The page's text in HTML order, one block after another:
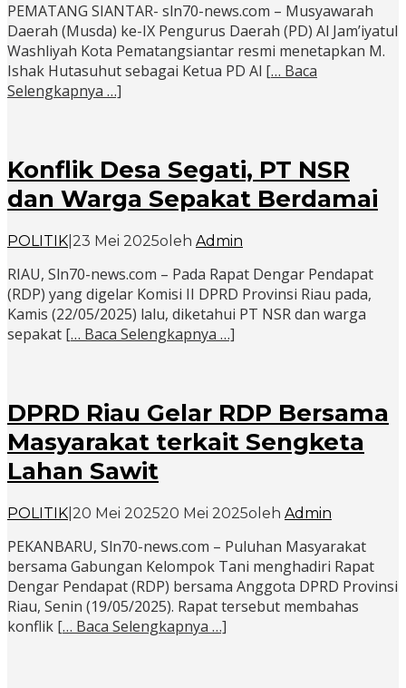
PEMATANG SIANTAR- sln70-news.com – Musyawarah
Daerah (Musda) ke-IX Pengurus Daerah (PD) Al Jam’iyatul
Washliyah Kota Pematangsiantar resmi menetapkan M.
Ishak Hutasuhut sebagai Ketua PD Al [… Baca
Selengkapnya …]
Konflik Desa Segati, PT NSR
dan Warga Sepakat Berdamai
POLITIK 23 Mei 2025oleh Admin
RIAU, Sln70-news.com – Pada Rapat Dengar Pendapat
(RDP) yang digelar Komisi II DPRD Provinsi Riau pada,
Kamis (22/05/2025) lalu, diketahui PT NSR dan warga
sepakat [… Baca Selengkapnya …]
DPRD Riau Gelar RDP Bersama
Masyarakat terkait Sengketa
Lahan Sawit
POLITIK 20 Mei 202520 Mei 2025oleh Admin
PEKANBARU, Sln70-news.com – Puluhan Masyarakat
bersama Gabungan Kelompok Tani menghadiri Rapat
Dengar Pendapat (RDP) bersama Anggota DPRD Provinsi
Riau, Senin (19/05/2025). Rapat tersebut membahas
konflik [… Baca Selengkapnya …]